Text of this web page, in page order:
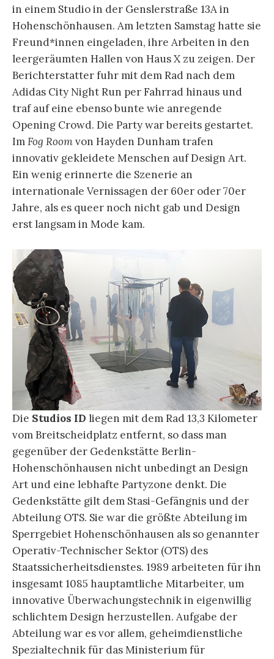
in einem Studio in der Genslerstraße 13A in
Hohenschönhausen. Am letzten Samstag hatte sie
Freund*innen eingeladen, ihre Arbeiten in den
leergeräumten Hallen von Haus X zu zeigen. Der
Berichterstatter fuhr mit dem Rad nach dem
Adidas City Night Run per Fahrrad hinaus und
traf auf eine ebenso bunte wie anregende
Opening Crowd. Die Party war bereits gestartet.
ImFog Roomvon Hayden Dunham trafen
innovativ gekleidete Menschen auf Design Art.
Ein wenig erinnerte die Szenerie an
internationale Vernissagen der 60er oder 70er
Jahre, als es queer noch nicht gab und Design
erst langsam in Mode kam.
Die Studios ID liegen mit dem Rad 13,3 Kilometer
vom Breitscheidplatz entfernt, so dass man
gegenüber der Gedenkstätte Berlin-
Hohenschönhausen nicht unbedingt an Design
Art und eine lebhafte Partyzone denkt. Die
Gedenkstätte gilt dem Stasi-Gefängnis und der
Abteilung OTS. Sie war die größte Abteilung im
Sperrgebiet Hohenschönhausen als so genannter
Operativ-Technischer Sektor (OTS) des
Staatssicherheitsdienstes. 1989 arbeiteten für ihn
insgesamt 1085 hauptamtliche Mitarbeiter, um
innovative Überwachungstechnik in eigenwillig
schlichtem Design herzustellen. Aufgabe der
Abteilung war es vor allem, geheimdienstliche
Spezialtechnik für das Ministerium für